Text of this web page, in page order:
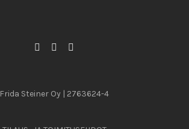
Frida Steiner Oy | 2763624-4